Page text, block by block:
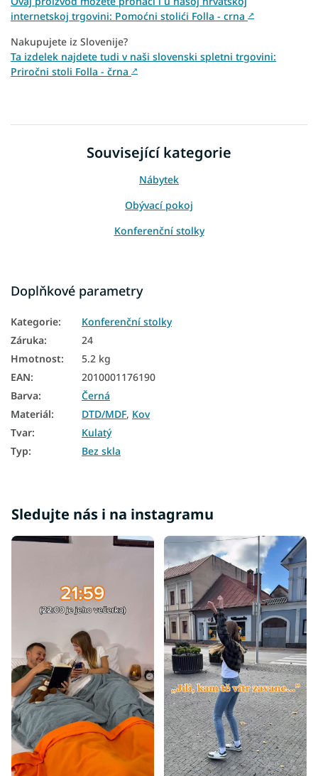
internetskoj trgovini: Pomoćni stolići Folla - crna ↗
Nakupujete iz Slovenije?
Ta izdelek najdete tudi v naši slovenski spletni trgovini:
Priročni stoli Folla - črna ↗
Související kategorie
Nábytek
Obývací pokoj
Konferenční stolky
Doplňkové parametry
Kategorie:
Konferenční stolky
Záruka:
24
Hmotnost:
5.2 kg
EAN:
2010001176190
Barva:
Černá
Materiál: DTD/MDF, Kov
Tvar:
Kulatý
Typ: Bez skla
Sledujte nás i na instagramu